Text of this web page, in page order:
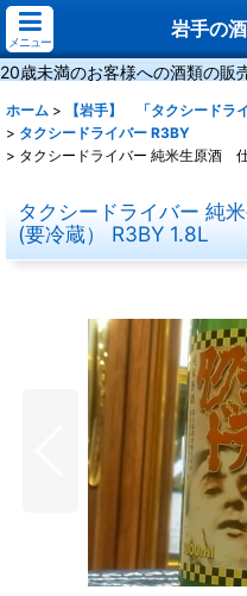
メニュー
岩手の
20歳未満のお客様への酒類の販
ホーム >
【岩手】 「タクシードラ
> タクシードライバー R3BY
> タクシードライバー 純米生原酒
タクシードライバー
(要冷蔵） R3BY 1.8L